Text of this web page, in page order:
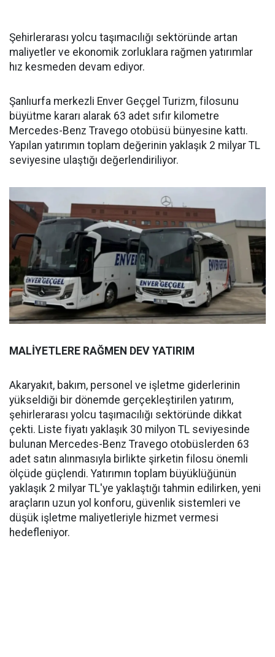
Şehirlerarası yolcu taşımacılığı sektöründe artan
maliyetler ve ekonomik zorluklara rağmen yatırımlar
hız kesmeden devam ediyor.
Şanlıurfa merkezli Enver Geçgel Turizm, filosunu
büyütme kararı alarak 63 adet sıfır kilometre
Mercedes-Benz Travego otobüsü bünyesine kattı.
Yapılan yatırımın toplam değerinin yaklaşık 2 milyar TL
seviyesine ulaştığı değerlendiriliyor.
MALİYETLERE RAĞMEN DEV YATIRIM
Akaryakıt, bakım, personel ve işletme giderlerinin
yükseldiği bir dönemde gerçekleştirilen yatırım,
şehirlerarası yolcu taşımacılığı sektöründe dikkat
çekti. Liste fiyatı yaklaşık 30 milyon TL seviyesinde
bulunan Mercedes-Benz Travego otobüslerden 63
adet satın alınmasıyla birlikte şirketin filosu önemli
ölçüde güçlendi. Yatırımın toplam büyüklüğünün
yaklaşık 2 milyar TL'ye yaklaştığı tahmin edilirken, yeni
araçların uzun yol konforu, güvenlik sistemleri ve
düşük işletme maliyetleriyle hizmet vermesi
hedefleniyor.